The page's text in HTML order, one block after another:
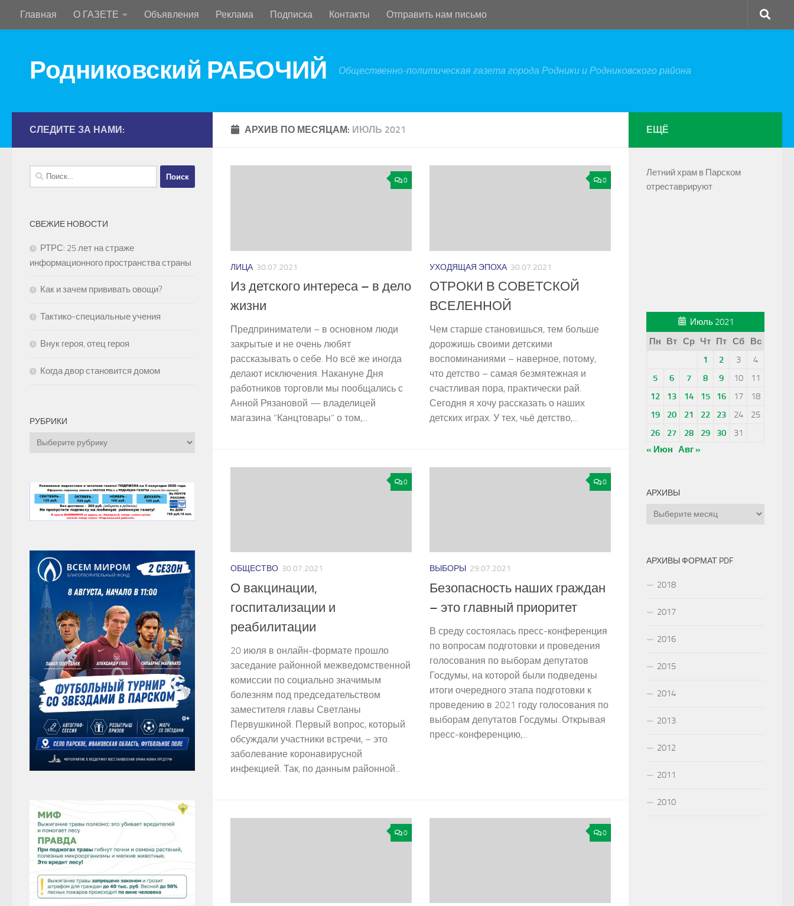
Перейти к содержимому
Главная О ГАЗЕТЕ Объявления Реклама Подписка Контакты Отправить нам письмо
Родниковский РАБОЧИЙ Общественно-политическая газета города Родники и Родниковского района
АРХИВ ПО МЕСЯЦАМ: ИЮЛЬ 2021
0
ЛИЦА 30.07.2021
Из детского интереса – в дело
жизни
Предприниматели – в основном люди
закрытые и не очень любят
рассказывать о себе. Но всё же иногда
делают исключения. Накануне Дня
работников торговли мы пообщались с
Анной Рязановой — владелицей
магазина “Канцтовары” о том,...
0
УХОДЯЩАЯ ЭПОХА 30.07.2021
ОТРОКИ В СОВЕТСКОЙ
ВСЕЛЕННОЙ
Чем старше становишься, тем больше
дорожишь своими детскими
воспоминаниями – наверное, потому,
что детство – самая безмятежная и
счастливая пора, практически рай.
Сегодня я хочу рассказать о наших
детских играх. У тех, чьё детство,...
0
ОБЩЕСТВО 30.07.2021
О вакцинации,
госпитализации и
реабилитации
20 июля в онлайн-формате прошло
заседание районной межведомственной
комиссии по социально значимым
болезням под председательством
заместителя главы Светланы
Первушкиной. Первый вопрос, который
обсуждали участники встречи, – это
заболевание коронавирусной
инфекцией. Так, по данным районной...
0
ВЫБОРЫ 29.07.2021
Безопасность наших граждан
– это главный приоритет
В среду состоялась пресс-конференция
по вопросам подготовки и проведения
голосования по выборам депутатов
Госдумы, на которой были подведены
итоги очередного этапа подготовки к
проведению в 2021 году голосования по
выборам депутатов Госдумы. Открывая
пресс-конференцию,...
0 0
СЛЕДИТЕ ЗА НАМИ:
Найти:
СВЕЖИЕ НОВОСТИ
РТРС: 25 лет на страже
информационного пространства страны
Как и зачем прививать овощи?
Тактико-специальные учения
Внук героя, отец героя
Когда двор становится домом
РУБРИКИ
Рубрики
ЕЩЁ
Летний храм в Парском
отреставрируют
Июль 2021
Пн
Вт Ср Чт Пт Сб
Вс
1
2 3
4
5
6 7 8 9 10
11
12
13 14 15 16 17
18
19
20 21 22 23 24
25
26
27 28 29 30
31
« Июн Авг »
АРХИВЫ
Архивы
АРХИВЫ ФОРМАТ PDF
2018
2017
2016
2015
2014
2013
2012
2011
2010